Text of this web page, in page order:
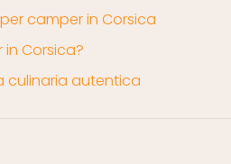
camper in Corsica
in Corsica?
culinaria autentica